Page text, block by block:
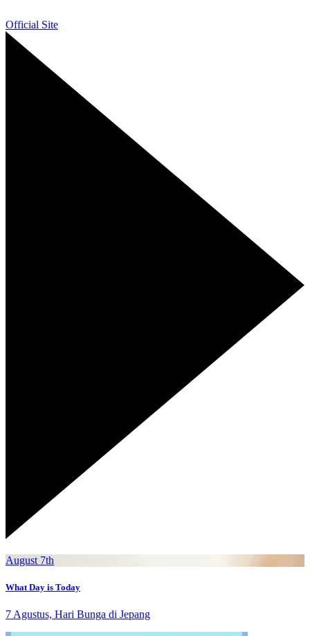
Official Site
August 7th
What Day is Today
7 Agustus, Hari Bunga di Jepang